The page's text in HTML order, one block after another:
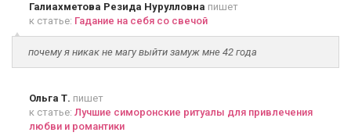
Галиахметова Резида Нурулловна пишет
к статье: Гадание на себя со свечой
почему я никак не магу выйти замуж мне 42 года
Ольга Т. пишет
к статье: Лучшие симоронские ритуалы для привлечения
любви и романтики